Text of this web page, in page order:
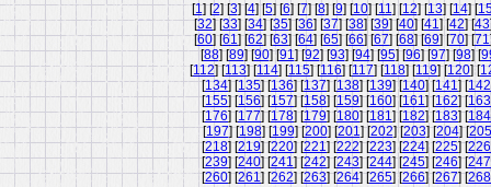
[1] [2] [3] [4] [5] [6] [7] [8] [9] [10] [11] [12] [13] [14] [
[32] [33] [34] [35] [36] [37] [38] [39] [40] [41] [42] [43
[60] [61] [62] [63] [64] [65] [66] [67] [68] [69] [70] [71
[88] [89] [90] [91] [92] [93] [94] [95] [96] [97] [98] [
[112] [113] [114] [115] [116] [117] [118] [119] [120] [
[134] [135] [136] [137] [138] [139] [140] [141] [142
[155] [156] [157] [158] [159] [160] [161] [162] [163
[176] [177] [178] [179] [180] [181] [182] [183] [184
[197] [198] [199] [200] [201] [202] [203] [204] [205
[218] [219] [220] [221] [222] [223] [224] [225] [226
[239] [240] [241] [242] [243] [244] [245] [246] [247
[260] [261] [262] [263] [264] [265] [266] [267] [268